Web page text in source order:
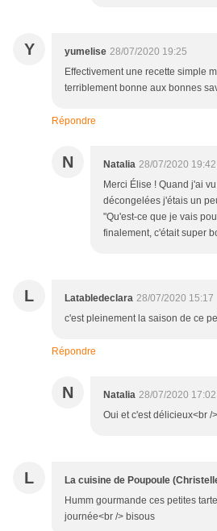
Y yumelise 28/07/2020 19:25
Effectivement une recette simple
terriblement bonne aux bonnes
Répondre
N Natalia 28/07/2020 19:42
Merci Élise ! Quand j'ai
décongelées j'étais un
"Qu'est-ce que je vais
finalement, c'était super
L Latabledeclara 28/07/2020 15:17
c'est pleinement la saison de ce
Répondre
N Natalia 28/07/2020 17:02
Oui et c'est délicieux<br /
L La cuisine de Poupoule
Humm gourmande ces petites
journée<br /> bisous